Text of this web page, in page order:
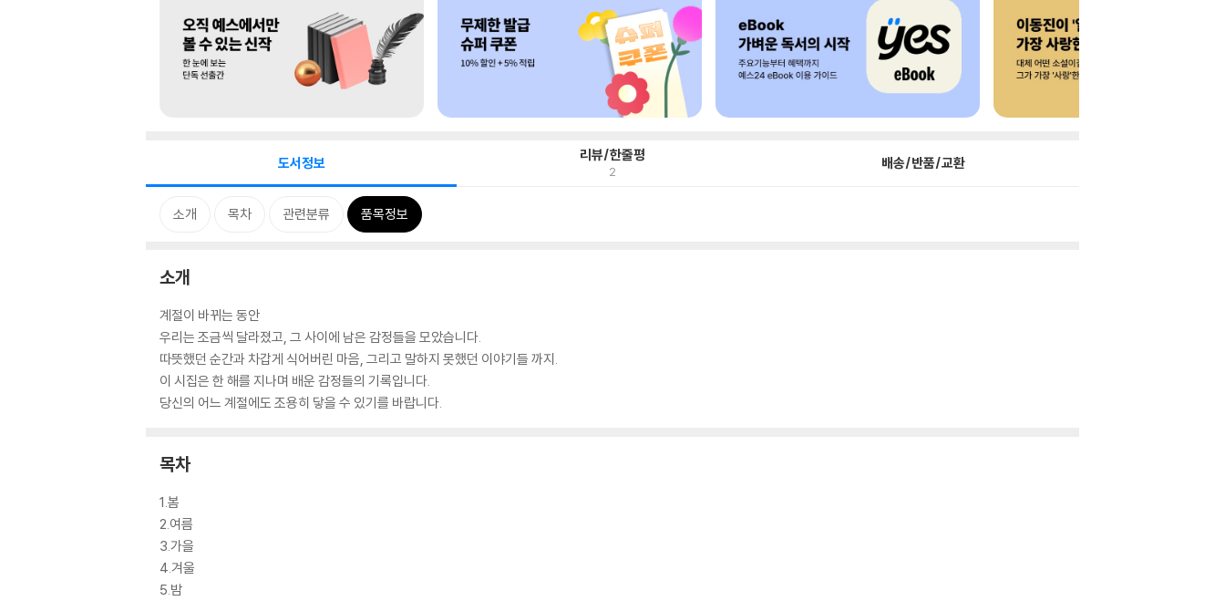
도서정보 리뷰/한줄평
2 배송/반품/교환
소개 목차 관련분류 품목정보
소개
계절이 바뀌는 동안
우리는 조금씩 달라졌고, 그 사이에 남은 감정들을 모았습니다.
따뜻했던 순간과 차갑게 식어버린 마음, 그리고 말하지 못했던 이야기들 까지.
이 시집은 한 해를 지나며 배운 감정들의 기록입니다.
당신의 어느 계절에도 조용히 닿을 수 있기를 바랍니다.
목차
1.봄
2.여름
3.가을
4.겨울
5.밤